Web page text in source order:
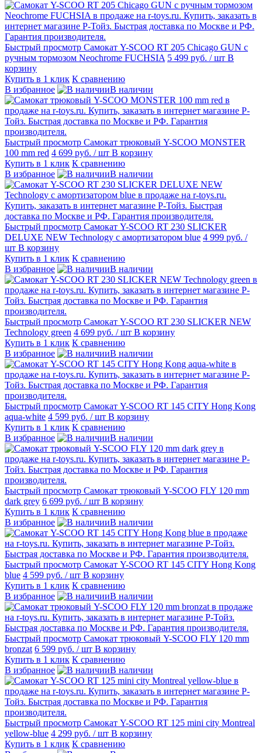
Быстрый просмотр Самокат Y-SCOO RT 205 Chicago GUN с
ручным тормозом Neochrome FUCHSIA 5 499 руб. / шт В
корзину
Купить в 1 клик К сравнению
В избранное
В наличии
Быстрый просмотр Самокат трюковый Y-SCOO MONSTER
100 mm red 4 699 руб. / шт В корзину
Купить в 1 клик К сравнению
В избранное
В наличии
Быстрый просмотр Самокат Y-SCOO RT 230 SLICKER
DELUXE NEW Technology с амортизатором blue 4 999 руб. /
шт В корзину
Купить в 1 клик К сравнению
В избранное
В наличии
Быстрый просмотр Самокат Y-SCOO RT 230 SLICKER NEW
Technology green 4 699 руб. / шт В корзину
Купить в 1 клик К сравнению
В избранное
В наличии
Быстрый просмотр Самокат Y-SCOO RT 145 CITY Hong Kong
aqua-white 4 599 руб. / шт В корзину
Купить в 1 клик К сравнению
В избранное
В наличии
Быстрый просмотр Самокат трюковый Y-SCOO FLY 120 mm
dark grey 6 699 руб. / шт В корзину
Купить в 1 клик К сравнению
В избранное
В наличии
Быстрый просмотр Самокат Y-SCOO RT 145 CITY Hong Kong
blue 4 599 руб. / шт В корзину
Купить в 1 клик К сравнению
В избранное
В наличии
Быстрый просмотр Самокат трюковый Y-SCOO FLY 120 mm
bronzat 6 599 руб. / шт В корзину
Купить в 1 клик К сравнению
В избранное
В наличии
Быстрый просмотр Самокат Y-SCOO RT 125 mini city Montreal
yellow-blue 4 299 руб. / шт В корзину
Купить в 1 клик К сравнению